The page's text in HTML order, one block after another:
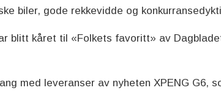
biler, gode rekkevidde og
blitt kåret til «Folkets favoritt» av
med leveranser av nyheten XPENG G6,